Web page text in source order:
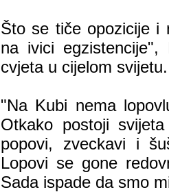
Što se tiče opozicije i
na ivici
cvjeta u cijelom svijetu.
"Na Kubi nema
Otkako postoji
popovi, zveckavi i
Lopovi se gone
Sada ispade da smo